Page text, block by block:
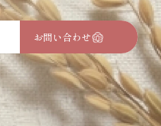
お問い合わせ